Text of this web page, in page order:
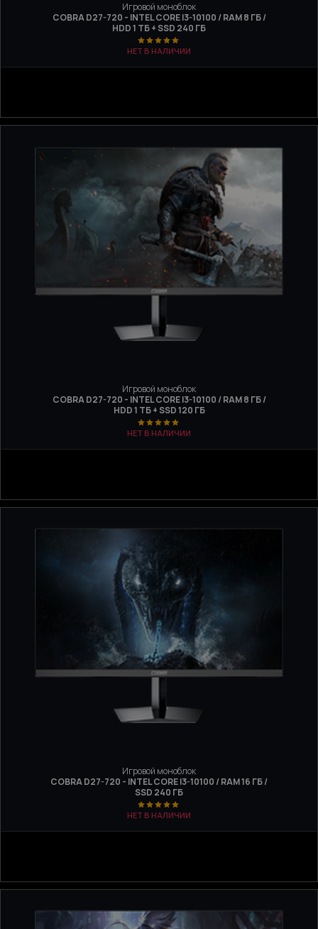
Игровой моноблок
COBRA D27-720 - INTEL CORE I3-10100 / RAM 8 ГБ /
HDD 1 ТБ + SSD 240 ГБ
НЕТ В НАЛИЧИИ
Игровой моноблок
COBRA D27-720 - INTEL CORE I3-10100 / RAM 8 ГБ /
HDD 1 ТБ + SSD 120 ГБ
НЕТ В НАЛИЧИИ
Игровой моноблок
COBRA D27-720 - INTEL CORE I3-10100 / RAM 16 ГБ /
SSD 240 ГБ
НЕТ В НАЛИЧИИ